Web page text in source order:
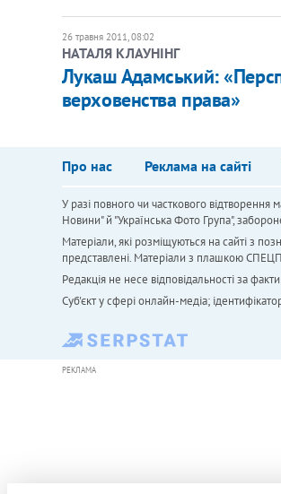
26 травня 2011, 08:02
НАТАЛЯ КЛАУНІНГ
Лукаш Адамський:
верховенства права»
Про нас Реклама на сайті
У разі повного чи часткового відтворення
Новини" й "Українська Фото Група",
Матеріали, які розміщуються на сайті з
представлені. Матеріали з плашкою
Редакція не несе відповідальності за
Cуб'єкт у сфері онлайн-медіа;
РЕКЛАМА